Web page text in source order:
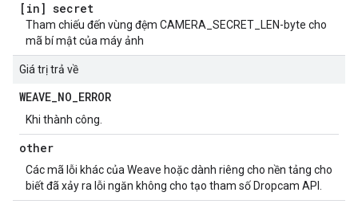
[in] secret
Tham chiếu đến vùng đệm CAMERA_SECRET_LEN-byte cho
mã bí mật của máy ảnh
Giá trị trả về
WEAVE_NO_ERROR
Khi thành công.
other
Các mã lỗi khác của Weave hoặc dành riêng cho nền tảng cho
biết đã xảy ra lỗi ngăn không cho tạo tham số Dropcam API.